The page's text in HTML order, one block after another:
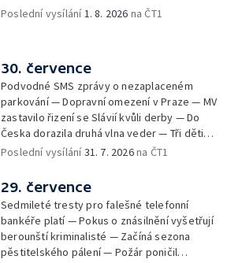
bez vody — Ruční výroba mozaiky pro
liberecký bazén
nedostatkem vody — Ochrana organismu
Nelegání hřbitov domácích mazlíčků — Státní
zastupitelství zrušilo trestní stíhání ženy z
Teplicka, kterou policie dříve obvinila z
týrání koček — Péče o seniory jako brigáda
— Po pádu stromů prověří alej odborníci —
Festival Hrady CZ poprvé na Hluboké
Poslední vysílání 1. 8. 2026 na ČT1
30. července
Podvodné SMS zprávy o nezaplaceném
parkování — Dopravní omezení v Praze — MV
zastavilo řizení se Slávií kvůli derby — Do
Česka dorazila druhá vlna veder — Tři děti
zůstali v rozpáleném autě — Problém s
mraženými potravinami v horku — Slavnostní
vyřazení absolventů Univerzity obrany —
Zájem o obytné vozy roste — Praha má
novou servisní loď — Vidická samoobslužná
prodejna si na provoz vydělá — U jezera
Most začíná festival Let It Roll — Vyvrcholil
Poslední vysílání31. 7. 2026na ČT1
29. července
Sedmileté tresty pro falešné telefonní
bankéře platí — Pokus o znásilnění vyšetřují
berounští kriminalisté — Začíná sezona
pěstitelského pálení — Požár poničil